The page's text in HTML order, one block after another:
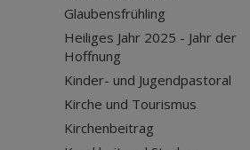
Glaubensfrühling
Heiliges Jahr 2025 - Jahr der
Hoffnung
Kinder- und Jugendpastoral
Kirche und Tourismus
Kirchenbeitrag